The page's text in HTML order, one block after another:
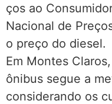
ços ao
Nacional de
o preço do diesel.
Em Montes
ônibus segue a
considerando os